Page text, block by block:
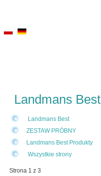
Landmans Best
Landmans Best
ZESTAW PRÓBNY
Landmans Best Produkty
Wszystkie strony
Strona 1 z 3